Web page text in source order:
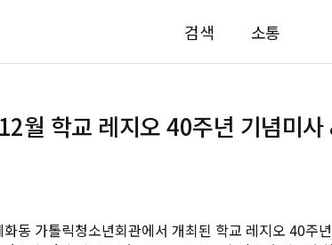
검색 소통
월 학교 레지오 40주년 기념미
동 가톨릭청소년회관에서 개최된 학교 레지오 40주